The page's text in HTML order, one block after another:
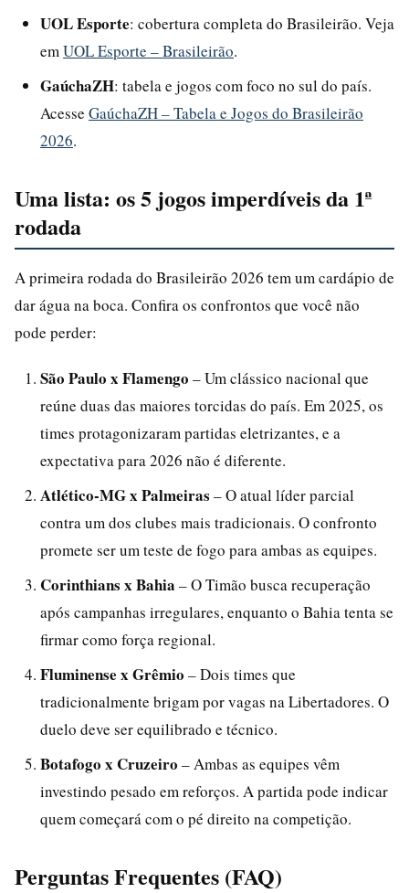
UOL Esporte: cobertura completa do Brasileirão. Veja
em UOL Esporte – Brasileirão.
GaúchaZH: tabela e jogos com foco no sul do país.
Acesse GaúchaZH – Tabela e Jogos do Brasileirão
2026.
Uma lista: os 5 jogos imperdíveis da 1ª
rodada
A primeira rodada do Brasileirão 2026 tem um cardápio de
dar água na boca. Confira os confrontos que você não
pode perder:
São Paulo x Flamengo – Um clássico nacional que
reúne duas das maiores torcidas do país. Em 2025, os
times protagonizaram partidas eletrizantes, e a
expectativa para 2026 não é diferente.
Atlético-MG x Palmeiras – O atual líder parcial
contra um dos clubes mais tradicionais. O confronto
promete ser um teste de fogo para ambas as equipes.
Corinthians x Bahia – O Timão busca recuperação
após campanhas irregulares, enquanto o Bahia tenta se
firmar como força regional.
Fluminense x Grêmio – Dois times que
tradicionalmente brigam por vagas na Libertadores. O
duelo deve ser equilibrado e técnico.
Botafogo x Cruzeiro – Ambas as equipes vêm
investindo pesado em reforços. A partida pode indicar
quem começará com o pé direito na competição.
Perguntas Frequentes (FAQ)